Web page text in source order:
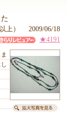
上） 2009/06/18
★4191